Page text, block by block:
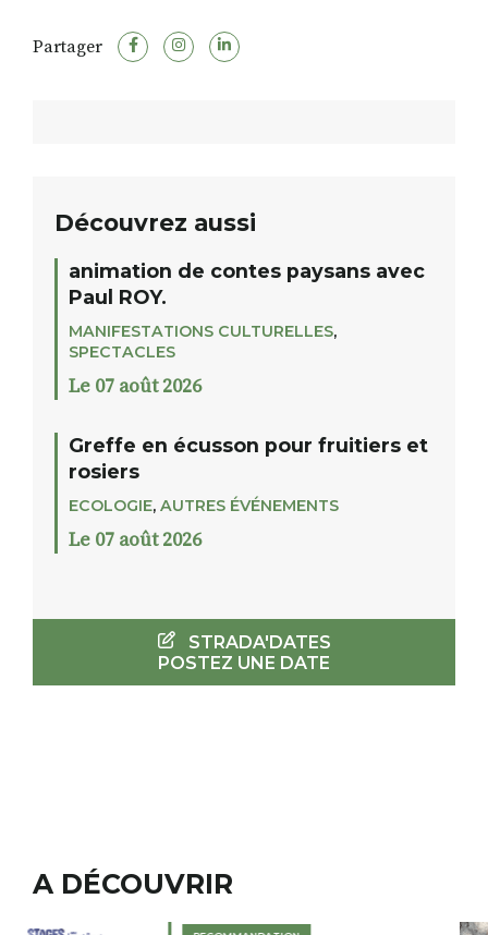
Partager
Découvrez aussi
animation de contes paysans avec
Paul ROY.
MANIFESTATIONS CULTURELLES,
SPECTACLES
Le 07 août 2026
Greffe en écusson pour fruitiers et
rosiers
ECOLOGIE, AUTRES ÉVÉNEMENTS
Le 07 août 2026
STRADA'DATES
POSTEZ UNE DATE
A DÉCOUVRIR